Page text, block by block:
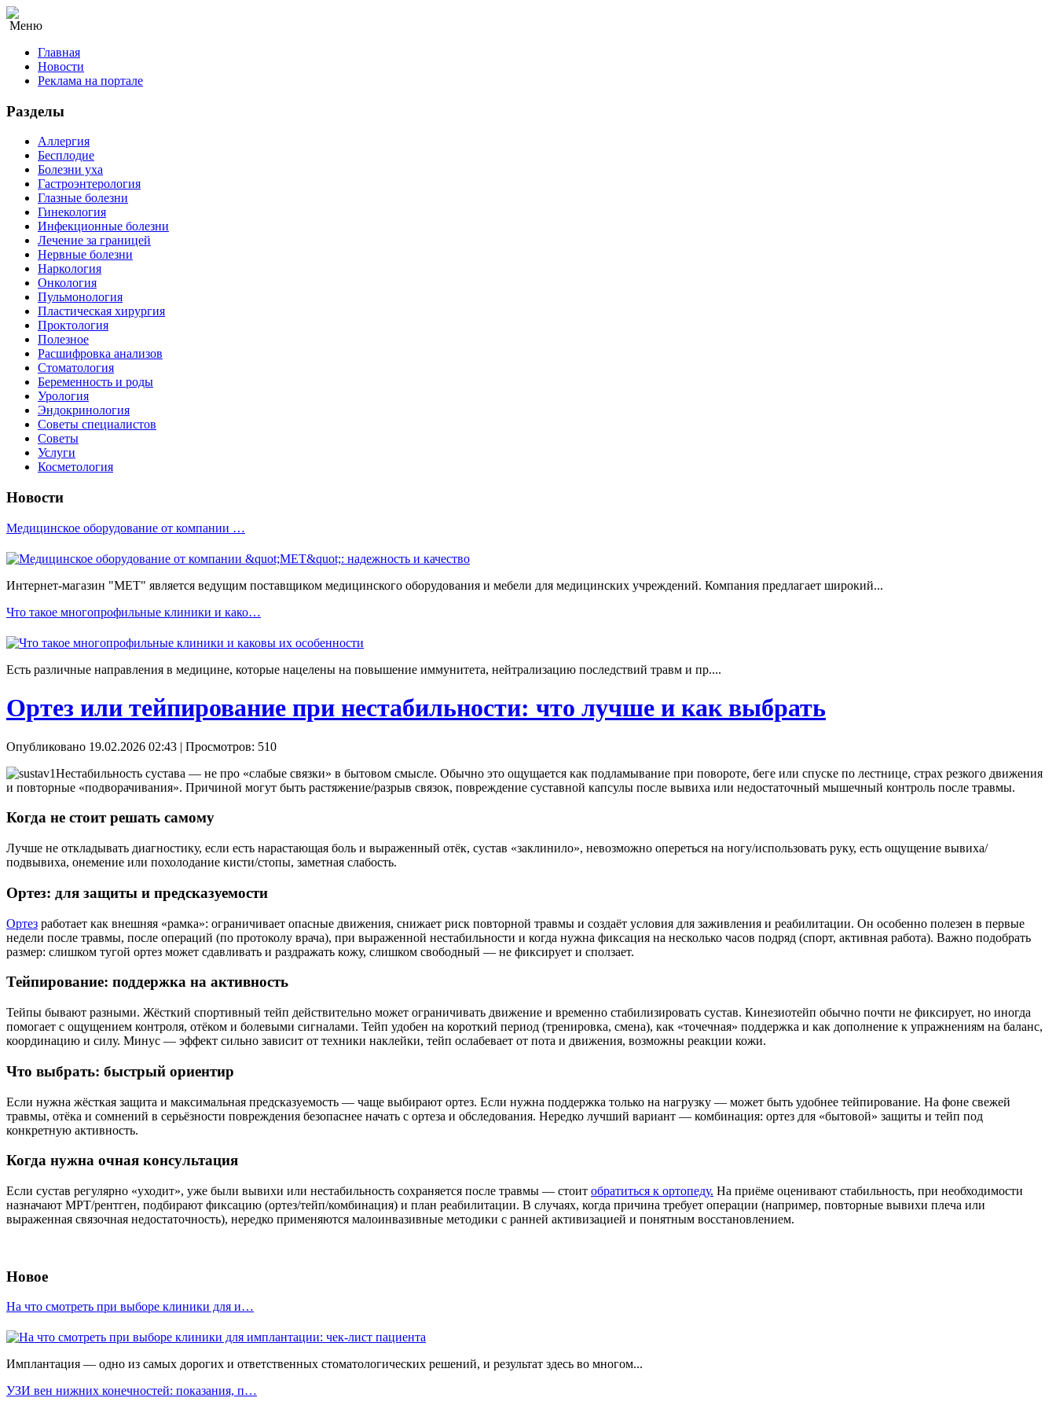
Меню
Главная
Новости
Реклама на портале
Разделы
Аллергия
Бесплодие
Болезни уха
Гастроэнтерология
Глазные болезни
Гинекология
Инфекционные болезни
Лечение за границей
Нервные болезни
Наркология
Онкология
Пульмонология
Пластическая хирургия
Проктология
Полезное
Расшифровка анализов
Стоматология
Беременность и роды
Урология
Эндокринология
Советы специалистов
Советы
Услуги
Косметология
Новости
Медицинское оборудование от компании …
Интернет-магазин "МЕТ" является ведущим поставщиком медицинского оборудования и мебели для медицинских учреждений. Компания предлагает широкий...
Что такое многопрофильные клиники и како…
Есть различные направления в медицине, которые нацелены на повышение иммунитета, нейтрализацию последствий травм и пр....
Ортез или тейпирование при нестабильности: что лучше и как выбрать
Опубликовано 19.02.2026 02:43 | Просмотров: 510
Нестабильность сустава — не про «слабые связки» в бытовом смысле. Обычно это ощущается как подламывание при повороте, беге или спуске по лестнице, страх резкого движения
и повторные «подворачивания». Причиной могут быть растяжение/разрыв связок, повреждение суставной капсулы после вывиха или недостаточный мышечный контроль после травмы.
Когда не стоит решать самому
Лучше не откладывать диагностику, если есть нарастающая боль и выраженный отёк, сустав «заклинило», невозможно опереться на ногу/использовать руку, есть ощущение вывиха/
подвывиха, онемение или похолодание кисти/стопы, заметная слабость.
Ортез: для защиты и предсказуемости
Ортез работает как внешняя «рамка»: ограничивает опасные движения, снижает риск повторной травмы и создаёт условия для заживления и реабилитации. Он особенно полезен в первые
недели после травмы, после операций (по протоколу врача), при выраженной нестабильности и когда нужна фиксация на несколько часов подряд (спорт, активная работа). Важно подобрать
размер: слишком тугой ортез может сдавливать и раздражать кожу, слишком свободный — не фиксирует и сползает.
Тейпирование: поддержка на активность
Тейпы бывают разными. Жёсткий спортивный тейп действительно может ограничивать движение и временно стабилизировать сустав. Кинезиотейп обычно почти не фиксирует, но иногда
помогает с ощущением контроля, отёком и болевыми сигналами. Тейп удобен на короткий период (тренировка, смена), как «точечная» поддержка и как дополнение к упражнениям на баланс,
координацию и силу. Минус — эффект сильно зависит от техники наклейки, тейп ослабевает от пота и движения, возможны реакции кожи.
Что выбрать: быстрый ориентир
Если нужна жёсткая защита и максимальная предсказуемость — чаще выбирают ортез. Если нужна поддержка только на нагрузку — может быть удобнее тейпирование. На фоне свежей
травмы, отёка и сомнений в серьёзности повреждения безопаснее начать с ортеза и обследования. Нередко лучший вариант — комбинация: ортез для «бытовой» защиты и тейп под
конкретную активность.
Когда нужна очная консультация
Если сустав регулярно «уходит», уже были вывихи или нестабильность сохраняется после травмы — стоит обратиться к ортопеду. На приёме оценивают стабильность, при необходимости
назначают МРТ/рентген, подбирают фиксацию (ортез/тейп/комбинация) и план реабилитации. В случаях, когда причина требует операции (например, повторные вывихи плеча или
выраженная связочная недостаточность), нередко применяются малоинвазивные методики с ранней активизацией и понятным восстановлением.
Новое
На что смотреть при выборе клиники для и…
Имплантация — одно из самых дорогих и ответственных стоматологических решений, и результат здесь во многом...
УЗИ вен нижних конечностей: показания, п…